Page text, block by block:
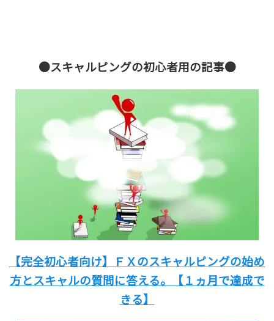
●スキャルピングの初心者用の記事●
【完全初心者向け】
ＦＸのスキャルピングの始め
方とスキャルの質問に答える。
【１ヵ月で達成で
きる】